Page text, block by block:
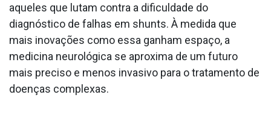
aqueles que lutam contra a dificuldade do
diagnóstico de falhas em shunts. À medida que
mais inovações como essa ganham espaço, a
medicina neurológica se aproxima de um futuro
mais preciso e menos invasivo para o tratamento de
doenças complexas.